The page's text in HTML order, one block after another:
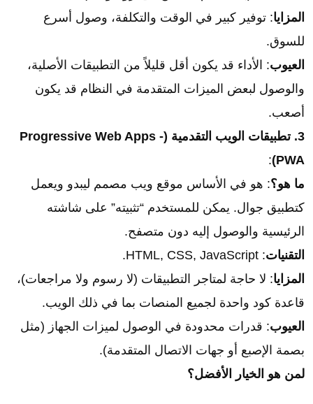
المزايا: توفير كبير في الوقت والتكلفة، وصول أسرع
للسوق.
العيوب: الأداء قد يكون أقل قليلاً من التطبيقات الأصلية،
والوصول لبعض الميزات المتقدمة في النظام قد يكون
أصعب.
3. تطبيقات الويب التقدمية (Progressive Web Apps -
PWA)
:
ما هو؟: هو في الأساس موقع ويب مصمم ليبدو ويعمل
كتطبيق جوال. يمكن للمستخدم “تثبيته” على شاشته
الرئيسية والوصول إليه دون متصفح.
التقنيات: HTML, CSS, JavaScript.
المزايا: لا حاجة لمتاجر التطبيقات (لا رسوم ولا مراجعات)،
قاعدة كود واحدة لجميع المنصات بما في ذلك الويب.
العيوب: قدرات محدودة في الوصول لميزات الجهاز (مثل
بصمة الإصبع أو جهات الاتصال المتقدمة).
لمن هو الخيار الأفضل؟